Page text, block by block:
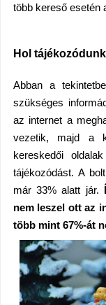
több kereső esetén
Hol
Abban a
szükséges
az internet a
vezetik, majd a
kereskedői
tájékozódást. A
már 33% alatt jár.
nem leszel ott az
több mint 67%-át